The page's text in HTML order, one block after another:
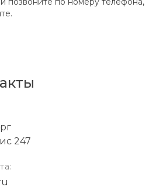
247